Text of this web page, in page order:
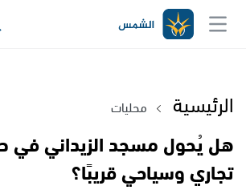
الرئيسية محليات
هل يُحول مسجد الزيداني في
تجاري وسياحي قريبًا؟